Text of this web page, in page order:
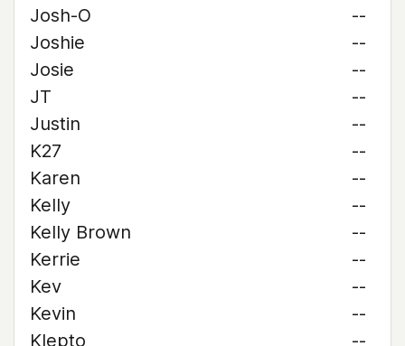
Josh-O
--
Joshie
--
Josie
--
JT
--
Justin
--
K27
--
Karen
--
Kelly
--
Kelly Brown
--
Kerrie
--
Kev
--
Kevin
--
Klepto
--